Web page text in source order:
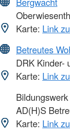
Karte: Link
Betreutes
DRK Kinder-
Karte: Link
Bildungswerk
AD(H)S
Karte: Link